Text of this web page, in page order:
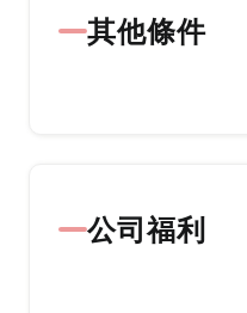
其他條件
公司福利